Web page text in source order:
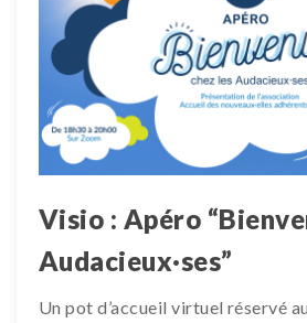
Visio : Apéro
Audacieux·ses”
Un pot d’accueil virtuel réservé